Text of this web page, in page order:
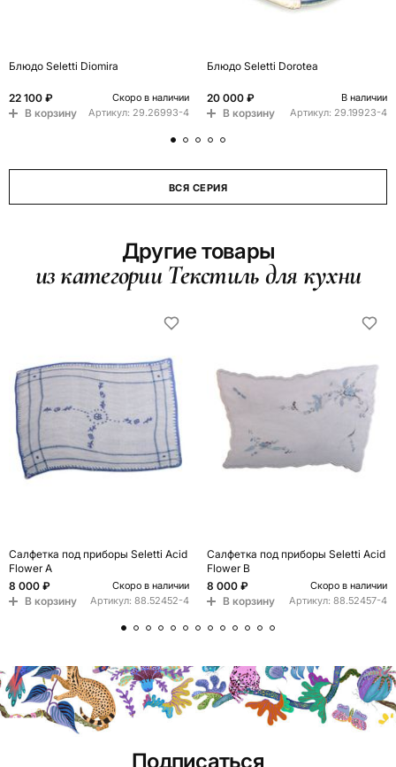
Блюдо Seletti Diomira
22 100 ₽ Скоро в наличии
В корзину Артикул: 29.26993-4
Блюдо Seletti Dorotea
20 000 ₽ В наличии
В корзину Артикул: 29.19923-4
ВСЯ СЕРИЯ
Другие товары
из категории Текстиль для кухни
Салфетка под приборы Seletti Acid
Flower A
8 000 ₽
Скоро в наличии
В корзину Артикул: 88.52452-4
Салфетка под приборы Seletti Acid
Flower B
8 000 ₽
Скоро в наличии
В корзину Артикул: 88.52457-4
Подписаться